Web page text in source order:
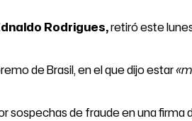
Rodrigues,retiró este
de Brasil, en el que dijo estar
sospechas de fraude en una